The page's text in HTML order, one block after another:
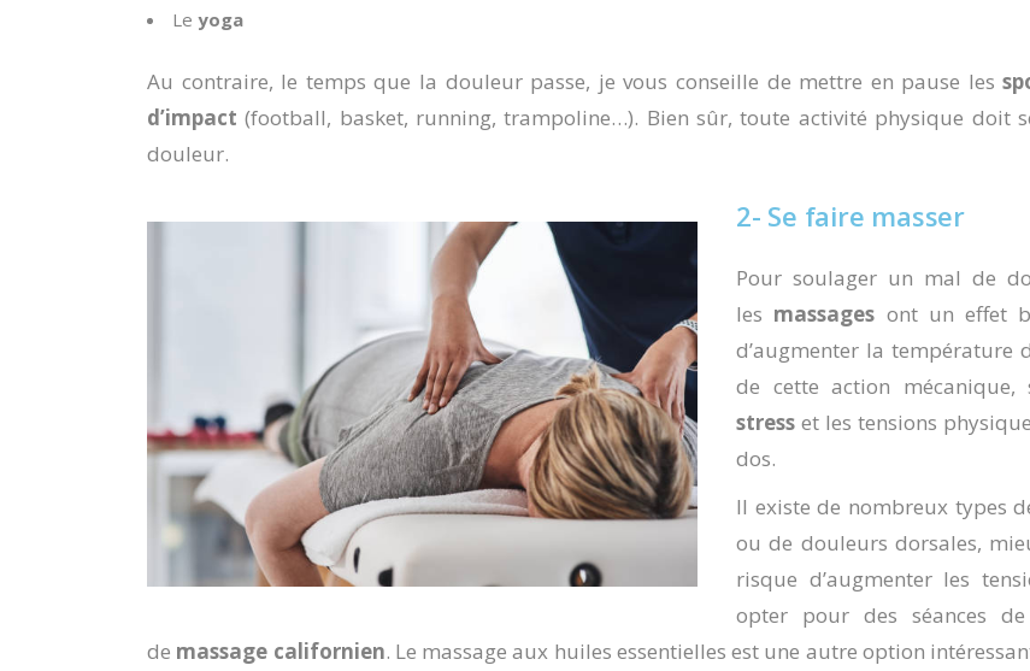
Le yoga
Au contraire, le temps que la douleur passe, je vous conseille de mettre en pause les
d’impact (football, basket, running, trampoline…). Bien sûr, toute activité physique doit
douleur.
2- Se faire masser
Pour soulager un mal de
les massages ont un effet
d’augmenter la température
de cette action
stress et les tensions
dos.
Il existe de nombreux types
ou de douleurs dorsales,
risque d’augmenter les
opter pour des séances de
de massage californien. Le massage aux huiles essentielles est une autre option